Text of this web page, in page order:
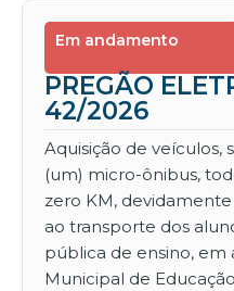
Em andamento
PREGÃO
42/2026
Aquisição de veículos,
(um) micro-ônibus,
zero KM,
ao transporte dos
pública de ensino,
Municipal de